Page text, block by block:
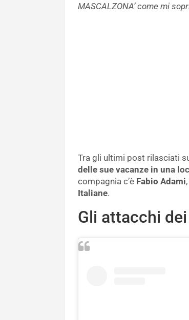
MASCALZONA’ come mi
Tra gli ultimi post rilasciati
delle sue vacanze in una
compagnia c’è Fabio Adami
Italiane.
Gli attacchi